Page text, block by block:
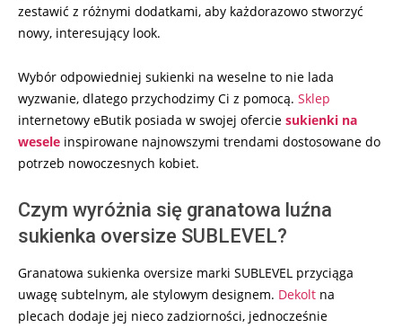
zestawić z różnymi dodatkami, aby każdorazowo stworzyć
nowy, interesujący look.
Wybór odpowiedniej sukienki na weselne to nie lada
wyzwanie, dlatego przychodzimy Ci z pomocą. Sklep
internetowy eButik posiada w swojej ofercie sukienki na
wesele inspirowane najnowszymi trendami dostosowane do
potrzeb nowoczesnych kobiet.
Czym wyróżnia się granatowa luźna
sukienka oversize SUBLEVEL?
Granatowa sukienka oversize marki SUBLEVEL przyciąga
uwagę subtelnym, ale stylowym designem. Dekolt na
plecach dodaje jej nieco zadziorności, jednocześnie